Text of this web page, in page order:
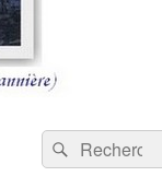
Recherche :
Rechercher